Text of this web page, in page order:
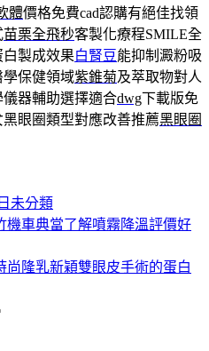
體價格免費cad認購有絕佳找領
苗栗全飛秒客製化療程SMILE全
製成效果白腎豆能抑制澱粉吸
保健領域紫錐菊及萃取物對人
器輔助選擇適合dwg下載版免
眼圈類型對應改善推薦黑眼圈
類
未分類
機車典當了解噴霧降溫評價好
尚隆乳新穎雙眼皮手術的蛋白